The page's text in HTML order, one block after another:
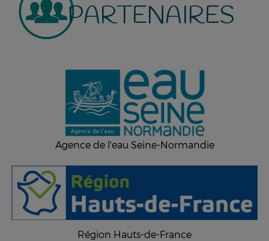
PARTENAIRES
Agence de l'eau Seine-Normandie
Région Hauts-de-France